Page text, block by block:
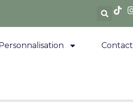
Contact